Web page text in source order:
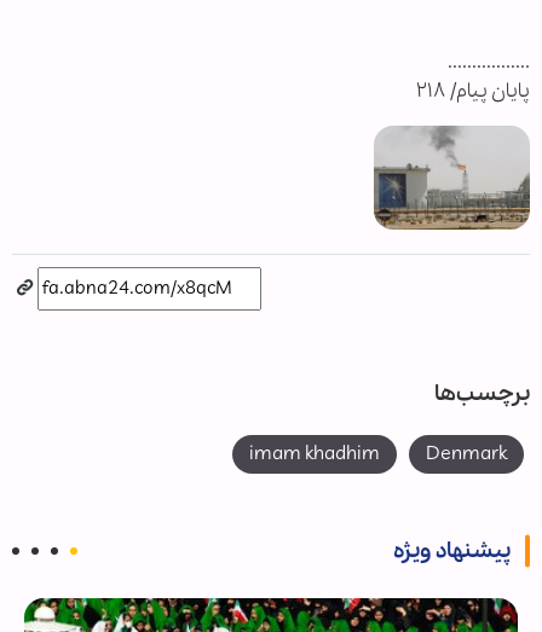
.................
پایان پیام/ ۲۱۸
برچسب‌ها
Denmark
imam khadhim
پیشنهاد ویژه